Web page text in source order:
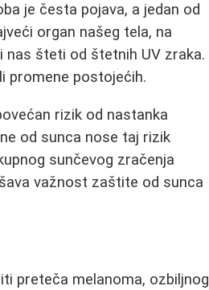
je česta pojava, a jedan od
organ našeg tela, na
nas šteti od štetnih UV zraka.
promene postojećih.
rizik od nastanka
od sunca nose taj rizik
sunčevog zračenja
važnost zaštite od sunca
preteča melanoma, ozbiljnog